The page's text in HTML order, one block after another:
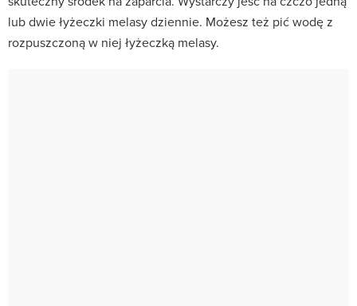
lub dwie łyżeczki melasy dziennie. Możesz też pić wodę z
rozpuszczoną w niej łyżeczką melasy.